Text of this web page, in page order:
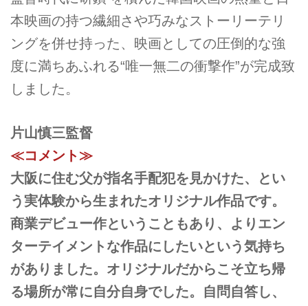
本映画の持つ繊細さや巧みなストーリーテリ
ングを併せ持った、映画としての圧倒的な強
度に満ちあふれる“唯一無二の衝撃作”が完成致
しました。
片山慎三監督
≪コメント≫
大阪に住む父が指名手配犯を見かけた、とい
う実体験から生まれたオリジナル作品です。
商業デビュー作ということもあり、よりエン
ターテイメントな作品にしたいという気持ち
がありました。オリジナルだからこそ立ち帰
る場所が常に自分自身でした。自問自答し、